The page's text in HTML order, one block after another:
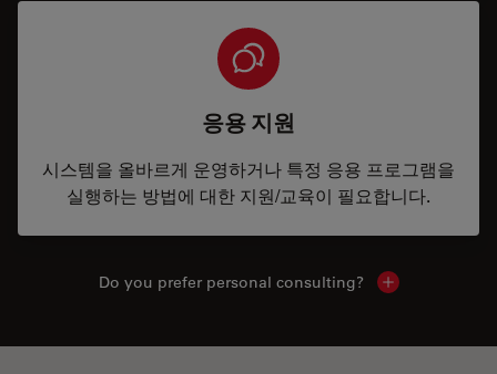
응용 지원
시스템을 올바르게 운영하거나 특정 응용 프로그램을
실행하는 방법에 대한 지원/교육이 필요합니다.
Do you prefer personal consulting? Show local